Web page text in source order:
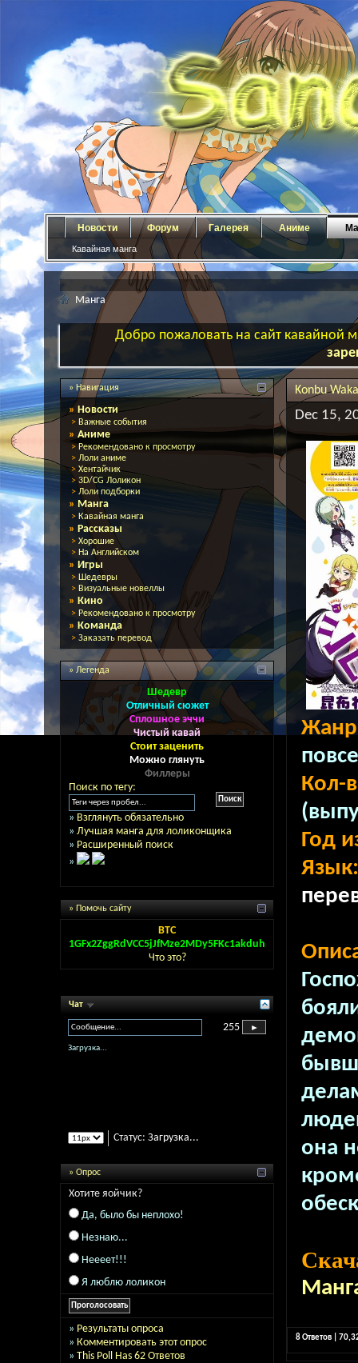
Новости Форум Галерея Аниме
Кавайная манга
Манга
Добро пожаловать на сайт кавайной
» Навигация
» Новости
> Важные события
» Аниме
>Рекомендовано к просмотру
> Лоли аниме
> Хентайчик
>3D/CG Лоликон
> Лоли подборки
» Манга
> Кавайная манга
» Рассказы
> Хорошие
> На Английском
» Игры
> Шедевры
> Визуальные новеллы
» Кино
> Рекомендовано к просмотру
» Команда
> Заказать перевод
» Легенда
Шедевр
Отличный сюжет
Сплошное эччи
Чистый кавай
Стоит заценить
Можно глянуть
Филлеры
Поиск по тегу:
» Взглянуть обязательно
» Лучшая манга для лоликонщика
» Расширенный поиск
»
» Помочь сайту
BTC
1GFx2ZggRdVCC5jJfMze2MDy5FKc1akduh
Что это?
Чат
255
Загрузка...
Статус: Загрузка...
» Опрос
Хотите яойчик?
Да, было бы неплохо!
Незнаю...
Неееет!!!
Я люблю лоликон
» Результаты опроса
» Комментировать этот опрос
» This Poll Has 62 Ответов
Konbu
Dec 15,
Кол-
Год
она
8 Ответов |